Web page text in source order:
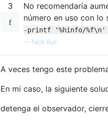
3
No recomendaría
número en uso con lo
-printf '%hinfo/
— Nick Bull
A veces tengo este
En mi caso, la siguiente
detenga el observador,